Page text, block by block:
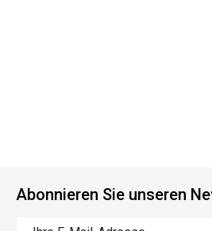
Abonnieren Sie unseren